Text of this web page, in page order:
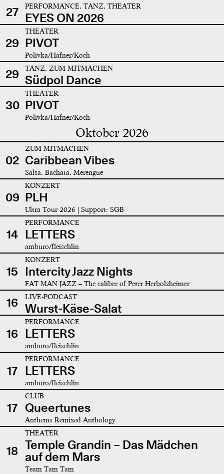
27 PERFORMANCE, TANZ, THEATER
EYES ON 2026
29
THEATER
PIVOT
Polivka/Hafner/Koch
29 TANZ, ZUM MITMACHEN
Südpol Dance
30
THEATER
PIVOT
Polivka/Hafner/Koch
Oktober 2026
02
ZUM MITMACHEN
Caribbean Vibes
Salsa, Bachata, Merengue
09
KONZERT
PLH
Ultra Tour 2026 | Support: SGB
14
PERFORMANCE
LETTERS
amburo/fleischlin
15
KONZERT
Intercity Jazz Nights
FAT MAN JAZZ – The caliber of Peter Herbolzheimer
16 LIVE-PODCAST
Wurst-Käse-Salat
16
PERFORMANCE
LETTERS
amburo/fleischlin
17
PERFORMANCE
LETTERS
amburo/fleischlin
17
CLUB
Queertunes
Anthems Remixed Anthology
18
THEATER
Temple Grandin – Das Mädchen
auf dem Mars
Team Tam Tam